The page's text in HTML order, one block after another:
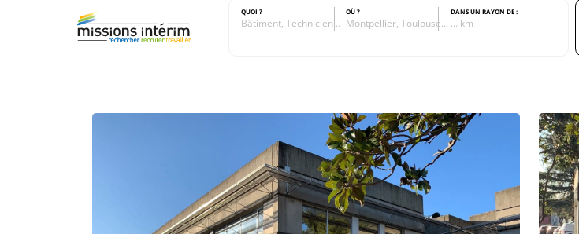
QUOI ?
Bâtiment, Technicien…
OÙ ?
Montpellier, Toulouse…
DANS UN RAYON DE :
… km